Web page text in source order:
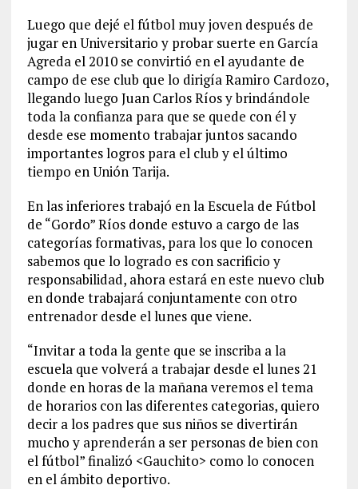
Luego que dejé el fútbol muy joven después de
jugar en Universitario y probar suerte en García
Agreda el 2010 se convirtió en el ayudante de
campo de ese club que lo dirigía Ramiro Cardozo,
llegando luego Juan Carlos Ríos y brindándole
toda la confianza para que se quede con él y
desde ese momento trabajar juntos sacando
importantes logros para el club y el último
tiempo en Unión Tarija.
En las inferiores trabajó en la Escuela de Fútbol
de “Gordo” Ríos donde estuvo a cargo de las
categorías formativas, para los que lo conocen
sabemos que lo logrado es con sacrificio y
responsabilidad, ahora estará en este nuevo club
en donde trabajará conjuntamente con otro
entrenador desde el lunes que viene.
“Invitar a toda la gente que se inscriba a la
escuela que volverá a trabajar desde el lunes 21
donde en horas de la mañana veremos el tema
de horarios con las diferentes categorias, quiero
decir a los padres que sus niños se divertirán
mucho y aprenderán a ser personas de bien con
el fútbol” finalizó <Gauchito> como lo conocen
en el ámbito deportivo.